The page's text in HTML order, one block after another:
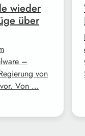
wieder
über
–
von
Von …